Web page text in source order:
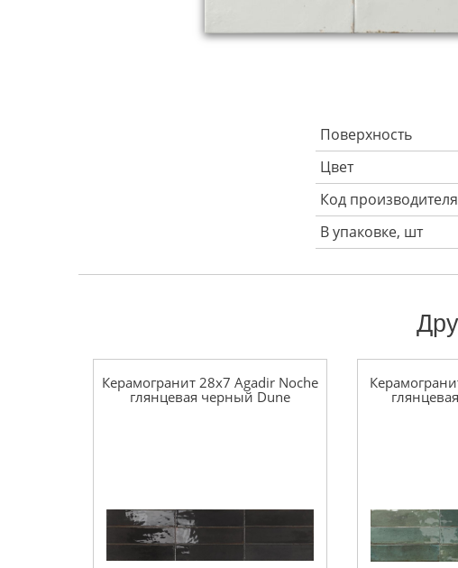
Поверхность
Цвет
Код производителя
В упаковке, шт
Керамогранит 28x7 Agadir Noche
глянцевая черный Dune